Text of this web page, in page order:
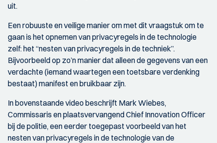
uit.
Een robuuste en veilige manier om met dit vraagstuk om te
gaan is het opnemen van privacyregels in de technologie
zelf: het “nesten van privacyregels in de techniek”.
Bijvoorbeeld op zo’n manier dat alleen de gegevens van een
verdachte (iemand waartegen een toetsbare verdenking
bestaat) manifest en bruikbaar zijn.
In bovenstaande video beschrijft Mark Wiebes,
Commissaris en plaatsvervangend Chief Innovation Officer
bij de politie, een eerder toegepast voorbeeld van het
nesten van privacyregels in de technologie van de